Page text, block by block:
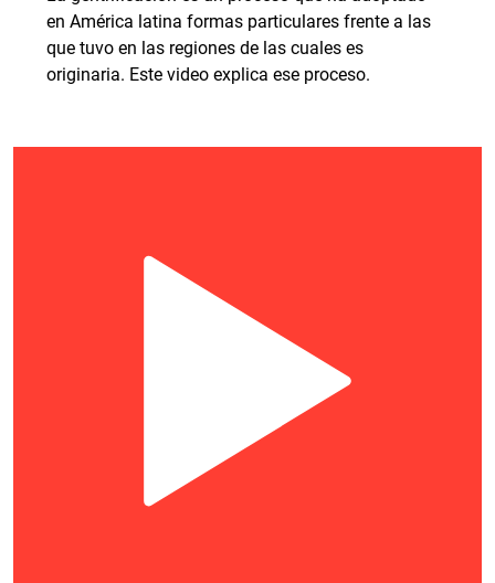
en América latina formas particulares frente a las
que tuvo en las regiones de las cuales es
originaria. Este video explica ese proceso.